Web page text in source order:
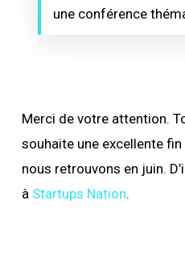
une conférence
Merci de votre attention.
souhaite une excellente
nous retrouvons en juin.
à Startups Nation.